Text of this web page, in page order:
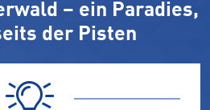
– ein Paradies,
der Pisten